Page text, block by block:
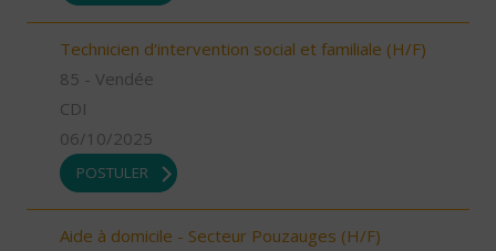
Technicien d'intervention social et familiale (H/F)
85 - Vendée
CDI
06/10/2025
POSTULER
Aide à domicile - Secteur Pouzauges (H/F)